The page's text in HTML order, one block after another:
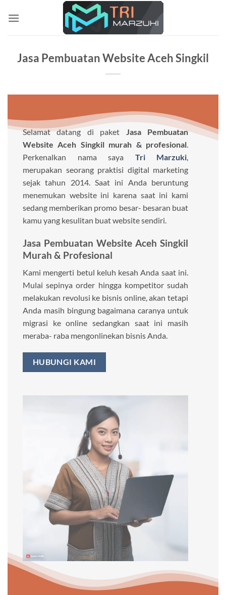
Jasa Pembuatan Website Aceh Singkil
Selamat datang di paket Jasa Pembuatan
Website Aceh Singkil murah & profesional.
Perkenalkan nama saya Tri Marzuki,
merupakan seorang praktisi digital marketing
sejak tahun 2014. Saat ini Anda beruntung
menemukan website ini karena saat ini kami
sedang memberikan promo besar- besaran buat
kamu yang kesulitan buat website sendiri.
Jasa Pembuatan Website Aceh Singkil
Murah & Profesional
Kami mengerti betul keluh kesah Anda saat ini.
Mulai sepinya order hingga kompetitor sudah
melakukan revolusi ke bisnis online, akan tetapi
Anda masih bingung bagaimana caranya untuk
migrasi ke online sedangkan saat ini masih
meraba- raba mengonlinekan bisnis Anda.
HUBUNGI KAMI